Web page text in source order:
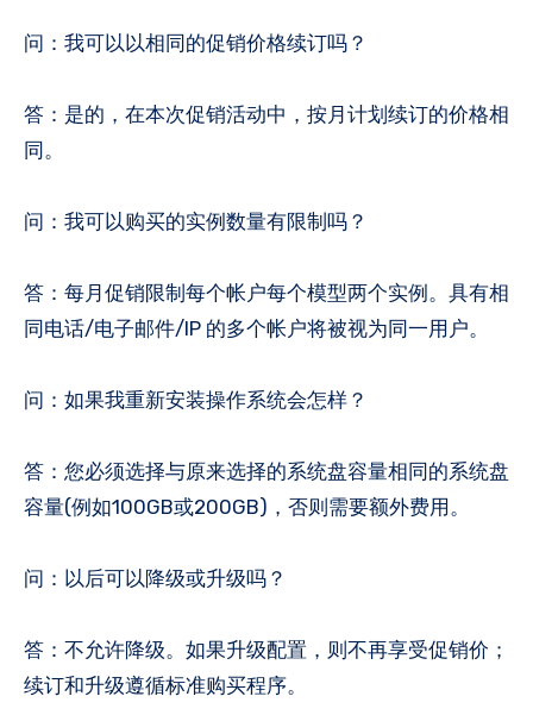
问：我可以以相同的促销价格续订吗？
答：是的，在本次促销活动中，按月计划续订的价格相
同。
问：我可以购买的实例数量有限制吗？
答：每月促销限制每个帐户每个模型两个实例。具有相
同电话/电子邮件/IP 的多个帐户将被视为同一用户。
问：如果我重新安装操作系统会怎样？
答：您必须选择与原来选择的系统盘容量相同的系统盘
容量(例如100GB或200GB)，否则需要额外费用。
问：以后可以降级或升级吗？
答：不允许降级。如果升级配置，则不再享受促销价；
续订和升级遵循标准购买程序。